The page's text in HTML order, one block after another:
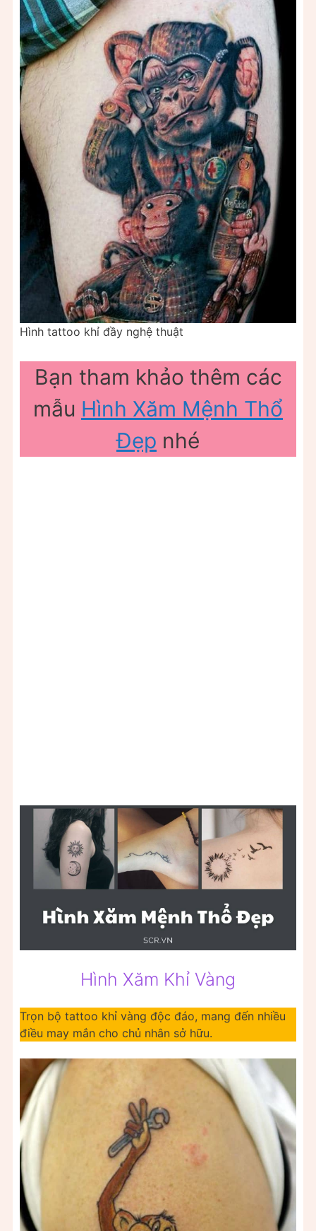
Hình tattoo khỉ đầy nghệ thuật
Bạn tham khảo thêm các
mẫu Hình Xăm Mệnh Thổ
Đẹp nhé
Hình Xăm Khỉ Vàng
Trọn bộ tattoo khỉ vàng độc đáo, mang đến nhiều
điều may mắn cho chủ nhân sở hữu.